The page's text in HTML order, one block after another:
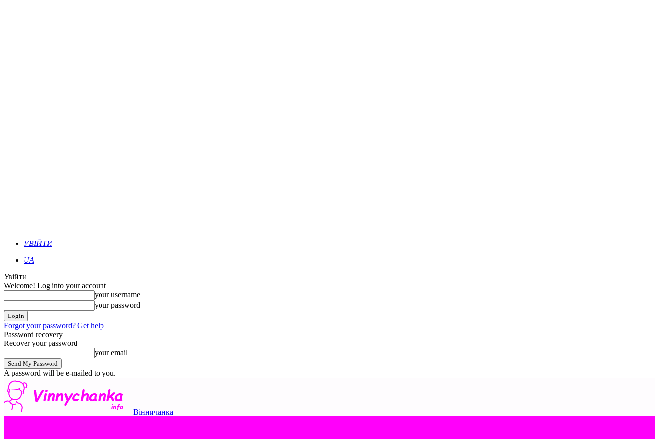
УВІЙТИ
UA
Увійти
Welcome! Log into your account
your username
your password
Forgot your password? Get help
Password recovery
Recover your password
your email
A password will be e-mailed to you.
Вінничанка